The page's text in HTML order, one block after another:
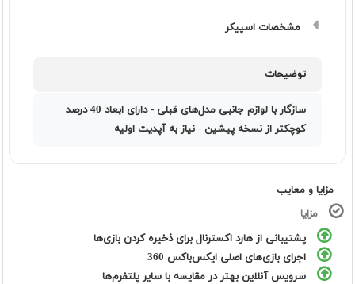
مشخصات اسپیکر
توضیحات
سازگار با لوازم جانبی مدل‌های قبلی - دارای ابعاد 40 درصد
کوچکتر از نسخه پیشین - نیاز به آپدیت اولیه
مزایا و معایب
مزایا
پشتیبانی از هارد اکسترنال برای ذخیره کردن بازی‌ها
اجرای بازی‌های اصلی ایکس‌باکس 360
سرویس آنلاین بهتر در مقایسه با سایر پلتفرم‌ها